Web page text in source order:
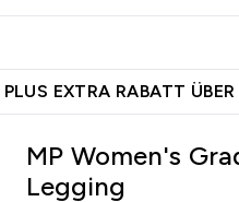
EXTRA RABATT ÜBER
MP Women's
Legging